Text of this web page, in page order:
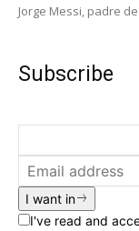
Jorge Messi, padre
Subscribe
I want in
I've read and